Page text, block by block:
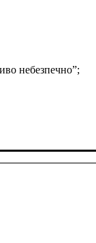
небезпечно”;